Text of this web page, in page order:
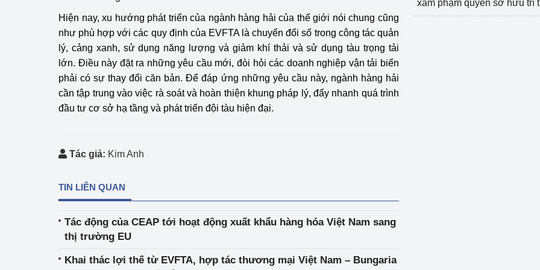
Hiện nay, xu hướng phát triển của ngành hàng hải của thế giới nói chung cũng
như phù hợp với các quy định của EVFTA là chuyển đổi số trong công tác quản
lý, cảng xanh, sử dụng năng lượng và giảm khí thải và sử dụng tàu trọng tải
lớn. Điều này đặt ra những yêu cầu mới, đòi hỏi các doanh nghiệp vận tải biển
phải có sự thay đổi căn bản. Để đáp ứng những yêu cầu này, ngành hàng hải
cần tập trung vào việc rà soát và hoàn thiện khung pháp lý, đẩy nhanh quá trình
đầu tư cơ sở hạ tầng và phát triển đội tàu hiện đại.
Tác giả: Kim Anh
TIN LIÊN QUAN
Tác động của CEAP tới hoạt động xuất khẩu hàng hóa Việt Nam sang
thị trường EU
Khai thác lợi thế từ EVFTA, hợp tác thương mại Việt Nam – Bungaria
xâm phạm quyền sở hữu trí